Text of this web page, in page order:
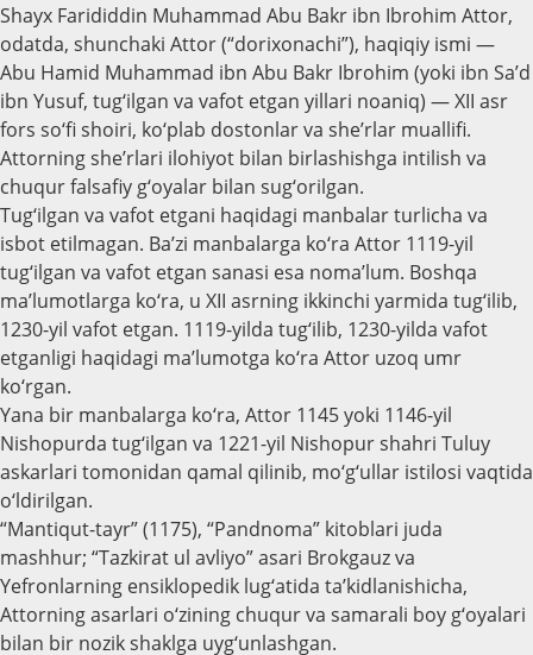
Shayx Farididdin Muhammad Abu Bakr ibn Ibrohim Attor,
odatda, shunchaki Attor (“dorixonachi”), haqiqiy ismi —
Abu Hamid Muhammad ibn Abu Bakr Ibrohim (yoki ibn Sa’d
ibn Yusuf, tug‘ilgan va vafot etgan yillari noaniq) — XII asr
fors so‘fi shoiri, ko‘plab dostonlar va she’rlar muallifi.
Attorning she’rlari ilohiyot bilan birlashishga intilish va
chuqur falsafiy g‘oyalar bilan sug‘orilgan.
Tug‘ilgan va vafot etgani haqidagi manbalar turlicha va
isbot etilmagan. Ba’zi manbalarga ko‘ra Attor 1119-yil
tug‘ilgan va vafot etgan sanasi esa noma’lum. Boshqa
ma’lumotlarga ko‘ra, u XII asrning ikkinchi yarmida tug‘ilib,
1230-yil vafot etgan. 1119-yilda tug‘ilib, 1230-yilda vafot
etganligi haqidagi ma’lumotga ko‘ra Attor uzoq umr
ko‘rgan.
Yana bir manbalarga ko‘ra, Attor 1145 yoki 1146-yil
Nishopurda tug‘ilgan va 1221-yil Nishopur shahri Tuluy
askarlari tomonidan qamal qilinib, mo‘g‘ullar istilosi vaqtida
o‘ldirilgan.
“Mantiqut-tayr” (1175), “Pandnoma” kitoblari juda
mashhur; “Tazkirat ul avliyo” asari Brokgauz va
Yefronlarning ensiklopedik lug‘atida ta’kidlanishicha,
Attorning asarlari o‘zining chuqur va samarali boy g‘oyalari
bilan bir nozik shaklga uyg‘unlashgan.